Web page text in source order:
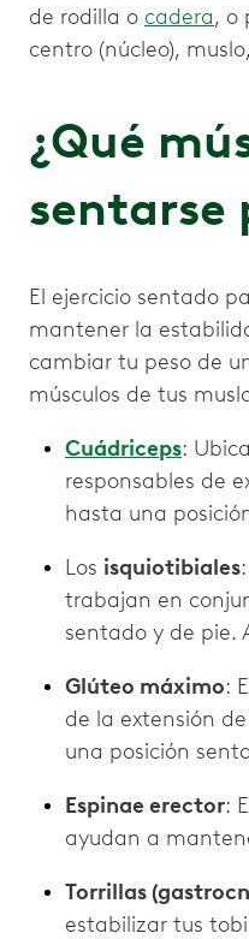
de rodilla o cadera, o
centro (núcleo),
¿Qué
sentarse
El ejercicio sentado
mantener la
cambiar tu peso de
músculos de tus
Cuádriceps:
responsables de
hasta una
Los isquiotibiales
trabajan en
sentado y de pie.
Glúteo máximo:
de la extensión
una posición
Espinae erector:
ayudan a
Torrillas
estabilizar tus